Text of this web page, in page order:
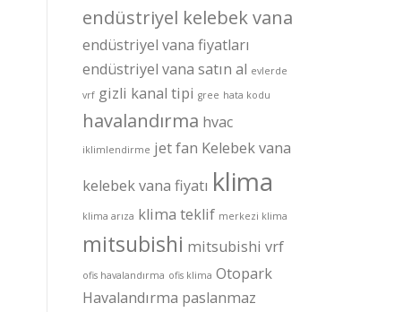
endüstriyel kelebek vana
endüstriyel vana fiyatları
endüstriyel vana satın al evlerde
vrf gizli kanal tipi gree hata kodu
havalandırma hvac
iklimlendirme jet fan Kelebek vana
kelebek vana fiyatı klima
klima arıza klima teklif merkezi klima
mitsubishi mitsubishi vrf
ofis havalandırma ofis klima Otopark
Havalandırma paslanmaz